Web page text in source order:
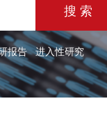
报告 进入性研究